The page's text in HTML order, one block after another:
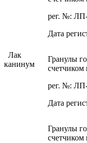
Лак
канинум
рег. №:
Дата
Гранулы
счетчиком
рег. №:
Дата
Гранулы
счетчиком